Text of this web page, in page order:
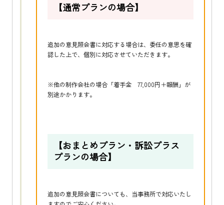
【通常プランの場合】
追加の意見照会書に対応する場合は、委任の意思を確
認した上で、個別に対応させていただきます。
※他の制作会社の場合「着手金 77,000円＋報酬」が
別途かかります。
【おまとめプラン・訴訟プラス
プランの場合】
追加の意見照会書についても、当事務所で対応いたし